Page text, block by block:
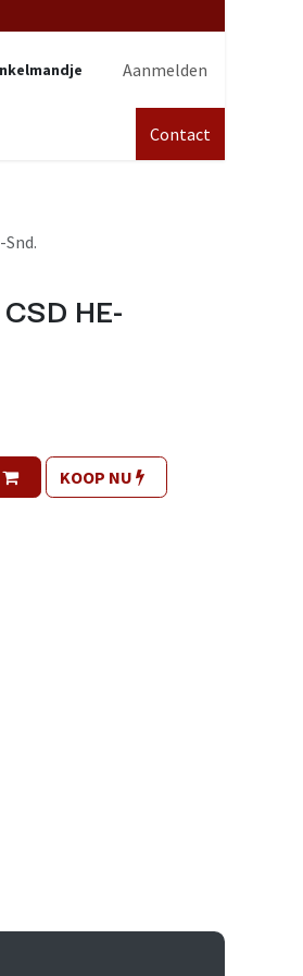
Aanmelden
Contact
Snd.
HE-
KOOP NU